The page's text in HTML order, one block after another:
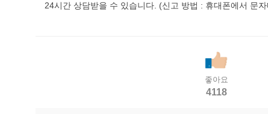
24시간 상담받을 수 있습니다. (신고 방법 : 휴대폰에서 문
좋아요
4118